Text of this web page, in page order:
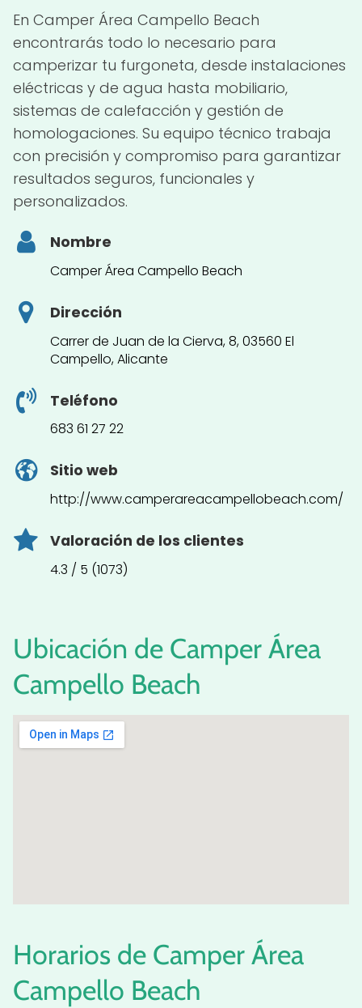
En Camper Área Campello Beach
encontrarás todo lo necesario para
camperizar tu furgoneta, desde instalaciones
eléctricas y de agua hasta mobiliario,
sistemas de calefacción y gestión de
homologaciones. Su equipo técnico trabaja
con precisión y compromiso para garantizar
resultados seguros, funcionales y
personalizados.
Nombre
Camper Área Campello Beach
Dirección
Carrer de Juan de la Cierva, 8, 03560 El
Campello, Alicante
Teléfono
683 61 27 22
Sitio web
http://www.camperareacampellobeach.com/
Valoración de los clientes
4.3 / 5 (1073)
Ubicación de Camper Área
Campello Beach
Horarios de Camper Área
Campello Beach